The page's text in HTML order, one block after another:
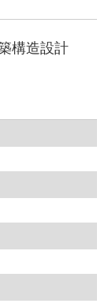
構造設計